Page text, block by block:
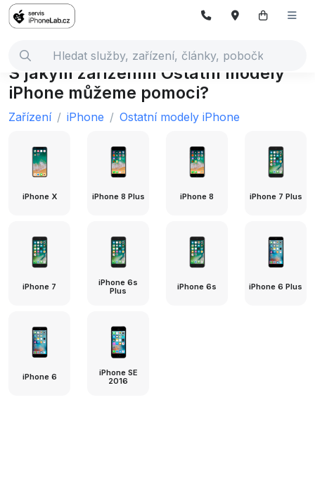
S jakým zařízením Ostatní modely
iPhone můžeme pomoci?
Zařízení iPhone Ostatní modely iPhone
iPhone X iPhone 8 Plus iPhone 8 iPhone 7 Plus
iPhone 7
iPhone 6s
Plus
iPhone 6s iPhone 6 Plus
iPhone 6
iPhone SE
2016